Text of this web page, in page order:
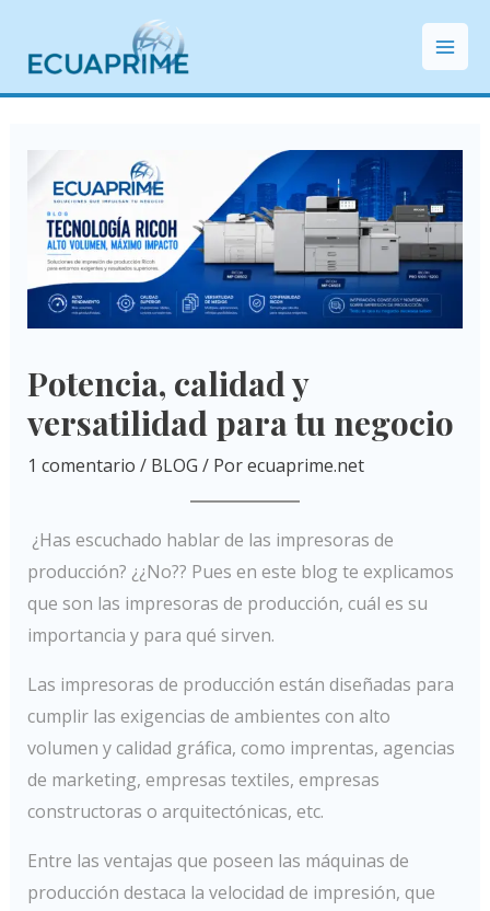
contenido
Potencia, calidad y
versatilidad para tu negocio
1 comentario / BLOG / Porecuaprime.net
¿Has escuchado hablar de las impresoras de
producción? ¿¿No?? Pues en este blog te explicamos
que son las impresoras de producción, cuál es su
importancia y para qué sirven.
Las impresoras de producción están diseñadas para
cumplir las exigencias de ambientes con alto
volumen y calidad gráfica, como imprentas, agencias
de marketing, empresas textiles, empresas
constructoras o arquitectónicas, etc.
Entre las ventajas que poseen las máquinas de
producción destaca la velocidad de impresión, que